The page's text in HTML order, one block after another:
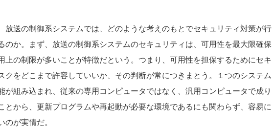
放送の制御系システムでは、どのような考えのもとでセキュリティ対策が行
のか。まず、放送の制御系システムのセキュリティは、可用性を最大限確保
上の制限が多いことが特徴だという。つまり、可用性を担保するためにセキ
クをどこまで許容していいか、その判断が常につきまとう。１つのシステム
が組み込まれ、従来の専用コンピュータではなく、汎用コンピュータで成り
とから、更新プログラムや再起動が必要な環境であるにも関わらず、容易に
が実情だ。